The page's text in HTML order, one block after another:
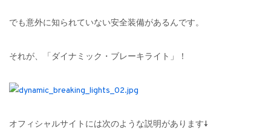
でも意外に知られていない安全装備があるんです。
それが、「ダイナミック・ブレーキライト」！
オフィシャルサイトには次のような説明があります↓